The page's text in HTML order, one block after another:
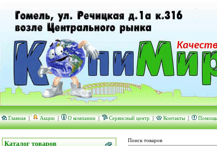
Главная | Акции | О компании | Сервисный центр | Контакты | Помощь
Каталог товаров Поиск товаров